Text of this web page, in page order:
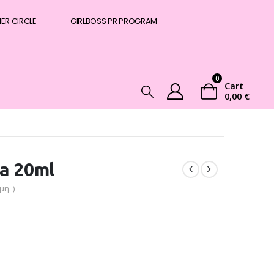
CIRCLE GIRLBOSS PR PROGRAM
0
Cart
0,00 €
20ml
)